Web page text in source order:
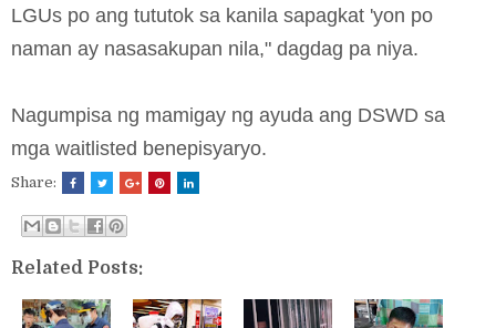
LGUs po ang tututok sa kanila sapagkat 'yon po
naman ay nasasakupan nila," dagdag pa niya.
Nagumpisa ng mamigay ng ayuda ang DSWD sa
mga waitlisted benepisyaryo.
Share:
Related Posts: